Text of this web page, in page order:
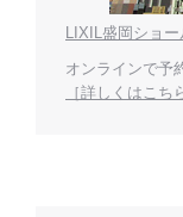
LIXIL盛岡ショー
オンラインで予
［詳しくはこち